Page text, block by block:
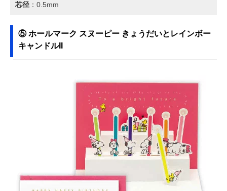
芯径 ：0.5mm
⑤ ホールマーク スヌーピー きょうだいとレインボー
キャンドルII